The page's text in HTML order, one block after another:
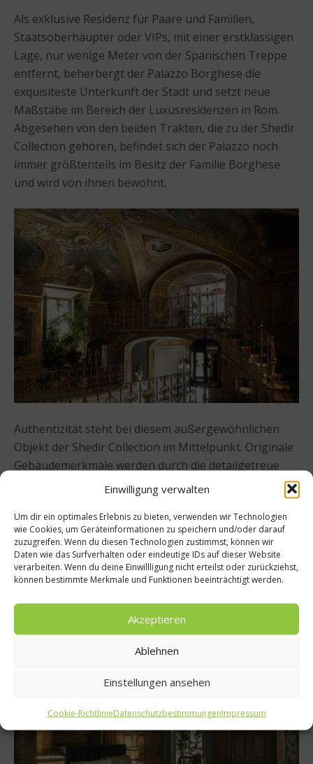
Einwilligung verwalten
Um dir ein optimales Erlebnis zu bieten, verwenden wir Technologien
wie Cookies, um Geräteinformationen zu speichern und/oder darauf
zuzugreifen. Wenn du diesen Technologien zustimmst, können wir
Daten wie das Surfverhalten oder eindeutige IDs auf dieser Website
verarbeiten. Wenn du deine Einwillligung nicht erteilst oder zurückziehst,
können bestimmte Merkmale und Funktionen beeinträchtigt werden.
Akzeptieren
Ablehnen
Einstellungen ansehen
Cookie-RichtlinieDatenschutzbestimmungenImpressum
Als exklusive Residenz für Paare und Familien,
Staatsoberhäupter oder VIPs, mit einer erstklassigen
Lage, nur wenige Meter von der Spanischen Treppe
entfernt, beherbergt der Palazzo Borghese die
exquisiteste Unterkunft der Stadt und setzt neue
Maßstäbe im Bereich der Luxusresidenzen in Rom.
Abgesehen von den beiden Trakten, die zu der Shedir
Collection gehören, befindet sich der Palazzo noch
immer größtenteils im Besitz der Familie Borghese
und wird von ihnen bewohnt.
Authentizität steht bei diesem außergewöhnlichen
Objekt der Shedir Collection im Mittelpunkt. Originale
Gebäudemerkmale werden durch die detailgetreue
Renovierung perfekt in Szene gesetzt, gar gefeiert.
Panepinto und seinem erfahrenem Expertenteam
sorgt dafür, dass der Palazzo Vilòn jetzt schon als eine
der beeindruckendsten Räumlichkeiten der Stadt gilt.
Die originale Architektur und das barocke Design
historischem Charme zu schaffen.